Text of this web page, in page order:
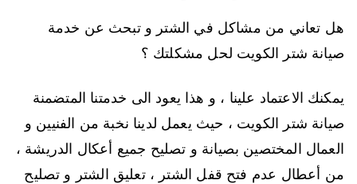
هل تعاني من مشاكل في الشتر و تبحث عن خدمة
صيانة شتر الكويت لحل مشكلتك ؟
يمكنك الاعتماد علينا ، و هذا يعود الى خدمتنا المتضمنة
صيانة شتر الكويت ، حيث يعمل لدينا نخبة من الفنيين و
العمال المختصين بصيانة و تصليح جميع أعكال الدريشة ،
من أعطال عدم فتح قفل الشتر ، تعليق الشتر و تصليح